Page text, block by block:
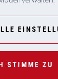
das uns auf
mit unserer
über Müll,
Ideen zu
STIMME ZU